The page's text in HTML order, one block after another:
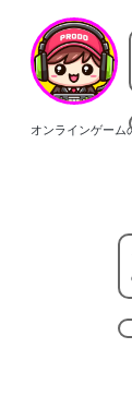
オンラインゲーム